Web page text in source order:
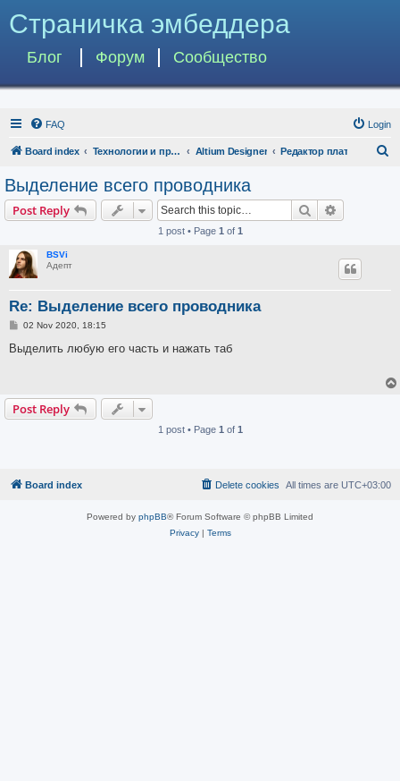
Страничка эмбеддера
Блог Форум Сообщество
FAQ Login
Board index Технологии и программы Altium Designer Редактор плат
Выделение всего проводника
Post Reply Search
1 post • Page 1 of 1
BSVi
Адепт
Re: Выделение всего проводника
P
s
02 Nov 2020, 18:15
Выделить любую его часть и нажать таб
Post Reply
1 post • Page 1 of 1
Board index All times are UTC+03:00
Delete cookies
Powered by phpBB® Forum Software © phpBB Limited
Privacy| Terms